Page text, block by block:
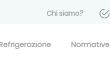
Chi siamo?
Refrigerazione Normative